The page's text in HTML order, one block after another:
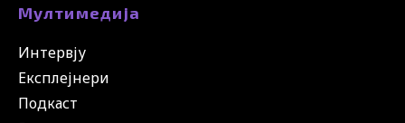
Мултимедија
Интервју
Експлејнери
Подкаст